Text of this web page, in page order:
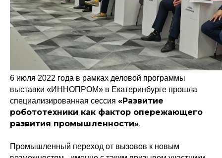
6 июля 2022 года в рамках деловой программы
выставки «ИННОПРОМ» в Екатеринбурге прошла
специализированная сессия «Развитие
робототехники как фактор опережающего
развития промышленности».
Промышленный переход от вызовов к новым